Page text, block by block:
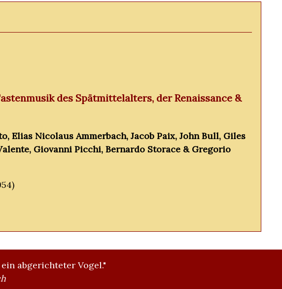
des Spätmittelalters, der Renaissance &
Elias Nicolaus Ammerbach, Jacob Paix, John Bull, Giles
Giovanni Picchi, Bernardo Storace & Gregorio
abgerichteter Vogel."